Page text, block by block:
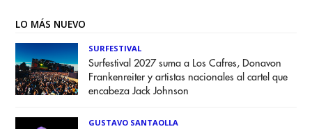
LO MÁS NUEVO
SURFESTIVAL
Surfestival 2027 suma a Los Cafres, Donavon
Frankenreiter y artistas nacionales al cartel que
encabeza Jack Johnson
GUSTAVO SANTAOLLA